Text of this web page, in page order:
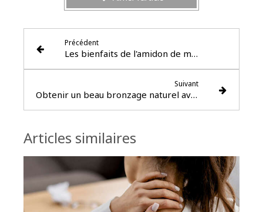
Précédent
Les bienfaits de l'amidon de maïs pour l'eczéma
Suivant
Obtenir un beau bronzage naturel avec la Naturopathie
Articles similaires